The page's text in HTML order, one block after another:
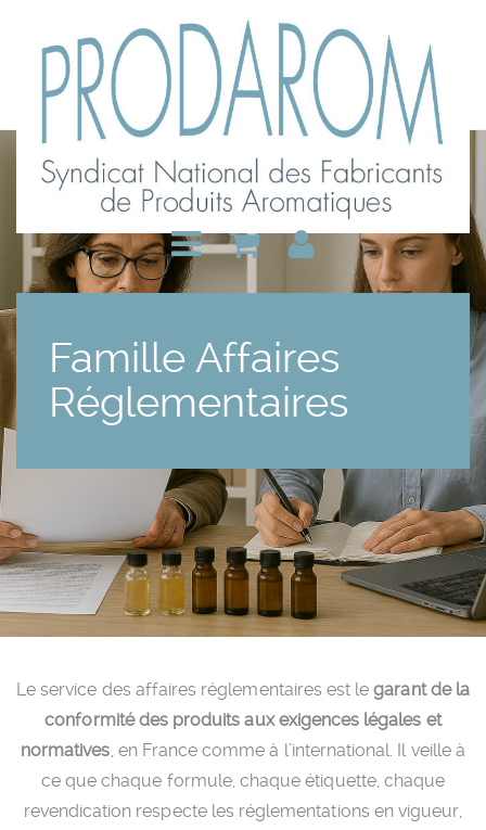
Famille Affaires
Réglementaires
Le service des affaires réglementaires est legarant de la
conformité des produits aux exigences légales et
normatives, en France comme à l’international. Il veille à
ce que chaque formule, chaque étiquette, chaque
revendication respecte les réglementations en vigueur,